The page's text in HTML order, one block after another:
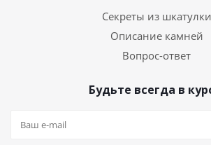
Секреты из шкатулки
Описание камней
Вопрос-ответ
Будьте всегда в